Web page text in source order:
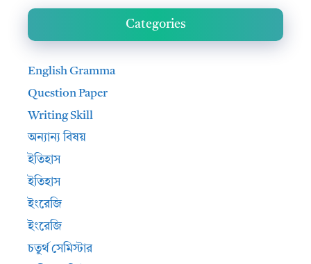
Categories
English Gramma
Question Paper
Writing Skill
অন্যান্য বিষয়
ইতিহাস
ইতিহাস
ইংরেজি
ইংরেজি
চতুর্থ সেমিস্টার